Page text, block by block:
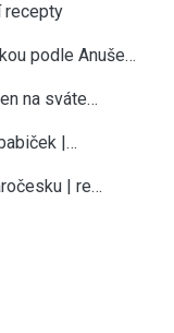
recepty
podle Anuše…
na sváte…
|…
| re…